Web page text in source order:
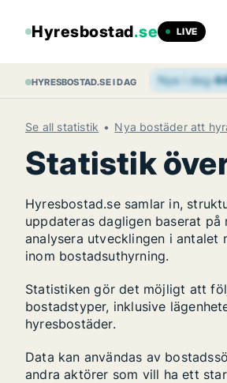
Hyresbostad.se LIVE
HYRESBOSTAD.SE I DAG Nya i dag
Se all statistik Nya bostäder att
Statistik
Hyresbostad.se samlar in,
uppdateras dagligen baserat
analysera utvecklingen i antalet
inom bostadsuthyrning.
Statistiken gör det möjligt att
bostadstyper, inklusive
hyresbostäder.
Data kan användas av
andra aktörer som vill ha ett